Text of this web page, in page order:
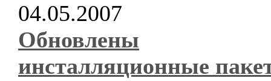
04.05.2007
Обновлены
инсталляционные